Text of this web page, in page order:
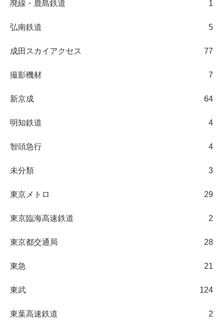
廃線・鹿島鉄道 1
弘南鉄道 5
成田スカイアクセス 77
撮影機材 7
新京成 64
明知鉄道 4
智頭急行 4
未分類 3
東京メトロ 29
東京臨海高速鉄道 2
東京都交通局 28
東急 21
東武 124
東葉高速鉄道 2